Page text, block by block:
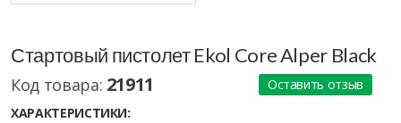
Стартовый пистолет Ekol Core Alper Black
Код товара: 21911
Оставить отзыв
ХАРАКТЕРИСТИКИ: